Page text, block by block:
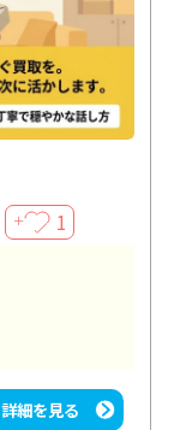
＋ 1
詳細を見る